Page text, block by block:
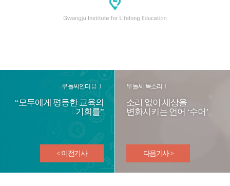
무돌씨인터뷰 Ⅰ
“모두에게 평등한 교육의
기회를”
< 이전기사
무돌씨 목소리Ⅰ
소리 없이 세상을
변화시키는 언어 ‘수어’
다음기사 >